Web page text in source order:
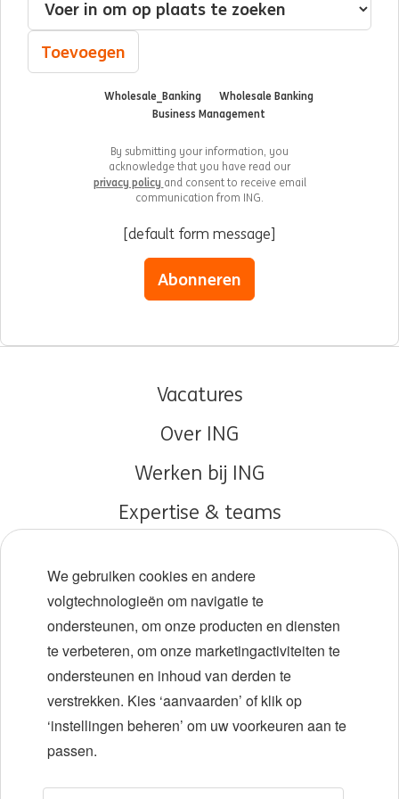
Toevoegen
Wholesale_Banking
Wholesale Banking
Business Management
By submitting your information, you
acknowledge that you have read our
privacy policy and consent to receive email
communication from ING.
[default form message]
Abonneren
Vacatures
Over ING
Werken bij ING
Expertise & teams
Diversiteit en inclusie
Locaties
Evenementen
We gebruiken cookies en andere
volgtechnologieën om navigatie te
ondersteunen, om onze producten en diensten
te verbeteren, om onze marketingactiviteiten te
ondersteunen en inhoud van derden te
verstrekken. Kies ‘aanvaarden’ of klik op
‘instellingen beheren’ om uw voorkeuren aan te
passen.